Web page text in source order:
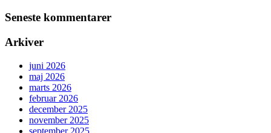
Seneste kommentarer
Arkiver
juni 2026
maj 2026
marts 2026
februar 2026
december 2025
november 2025
september 2025